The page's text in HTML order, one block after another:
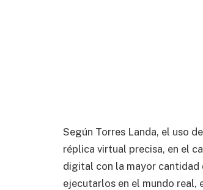
Según Torres Landa, el uso
réplica virtual precisa, en el
digital con la mayor cantidad
ejecutarlos en el mundo real,